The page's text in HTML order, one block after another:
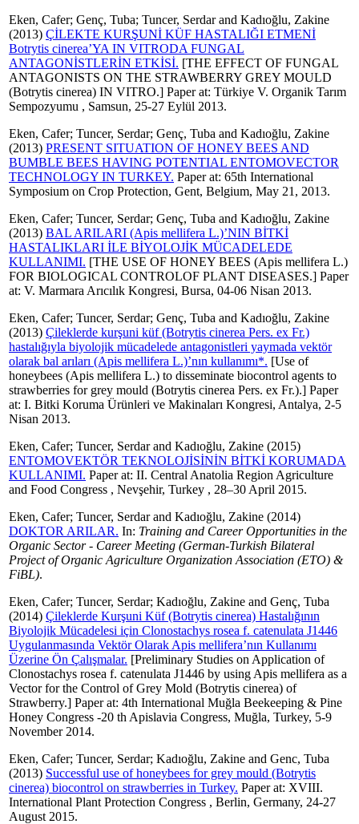
Eken, Cafer; Genç, Tuba; Tuncer, Serdarand Kadıoğlu, Zakine
(2013) ÇİLEKTE KURŞUNİ KÜF HASTALIĞI ETMENİ
Botrytis cinerea’YA IN VITRODA FUNGAL
ANTAGONİSTLERİN ETKİSİ. [THE EFFECT OF FUNGAL
ANTAGONISTS ON THE STRAWBERRY GREY MOULD
(Botrytis cinerea) IN VITRO.] Paper at: Türkiye V. Organik Tarım
Sempozyumu , Samsun, 25-27 Eylül 2013.
Eken, Cafer; Tuncer, Serdar; Genç, Tuba and Kadıoğlu, Zakine
(2013) PRESENT SITUATION OF HONEY BEES AND
BUMBLE BEES HAVING POTENTIAL ENTOMOVECTOR
TECHNOLOGY IN TURKEY. Paper at: 65th International
Symposium on Crop Protection, Gent, Belgium, May 21, 2013.
Eken, Cafer; Tuncer, Serdar; Genç, Tuba and Kadıoğlu, Zakine
(2013) BAL ARILARI (Apis mellifera L.)’NIN BİTKİ
HASTALIKLARI İLE BİYOLOJİK MÜCADELEDE
KULLANIMI. [THE USE OF HONEY BEES (Apis mellifera L.)
FOR BIOLOGICAL CONTROLOF PLANT DISEASES.] Paper
at: V. Marmara Arıcılık Kongresi, Bursa, 04-06 Nisan 2013.
Eken, Cafer; Tuncer, Serdar; Genç, Tuba and Kadıoğlu, Zakine
(2013) Çileklerde kurşuni küf (Botrytis cinerea Pers. ex Fr.)
hastalığıyla biyolojik mücadelede antagonistleri yaymada vektör
olarak bal arıları (Apis mellifera L.)’nın kullanımı*. [Use of
honeybees (Apis mellifera L.) to disseminate biocontrol agents to
strawberries for grey mould (Botrytis cinerea Pers. ex Fr.).] Paper
at: I. Bitki Koruma Ürünleri ve Makinaları Kongresi, Antalya, 2-5
Nisan 2013.
Eken, Cafer; Tuncer, Serdarand Kadıoğlu, Zakine (2015)
ENTOMOVEKTÖR TEKNOLOJİSİNİN BİTKİ KORUMADA
KULLANIMI. Paper at: II. Central Anatolia Region Agriculture
and Food Congress , Nevşehir, Turkey , 28–30 April 2015.
Eken, Cafer; Tuncer, Serdarand Kadıoğlu, Zakine (2014)
DOKTOR ARILAR. In: Training and Career Opportunities in the
Organic Sector - Career Meeting (German-Turkish Bilateral
Project of Organic Agriculture Organization Association (ETO) &
FiBL).
Eken, Cafer; Tuncer, Serdar; Kadıoğlu, Zakine and Genç, Tuba
(2014) Çileklerde Kurşuni Küf (Botrytis cinerea) Hastalığının
Biyolojik Mücadelesi için Clonostachys rosea f. catenulata J1446
Uygulanmasında Vektör Olarak Apis mellifera’nın Kullanımı
Üzerine Ön Çalışmalar. [Preliminary Studies on Application of
Clonostachys rosea f. catenulata J1446 by using Apis mellifera as a
Vector for the Control of Grey Mold (Botrytis cinerea) of
Strawberry.] Paper at: 4th International Muğla Beekeeping & Pine
Honey Congress -20 th Apislavia Congress, Muğla, Turkey, 5-9
November 2014.
Eken, Cafer; Tuncer, Serdar; Kadıoğlu, Zakine and Genc, Tuba
(2013) Successful use of honeybees for grey mould (Botrytis
cinerea) biocontrol on strawberries in Turkey. Paper at: XVIII.
International Plant Protection Congress , Berlin, Germany, 24-27
August 2015.